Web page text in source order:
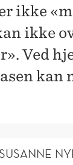
ikke
ikke
Ved
kan